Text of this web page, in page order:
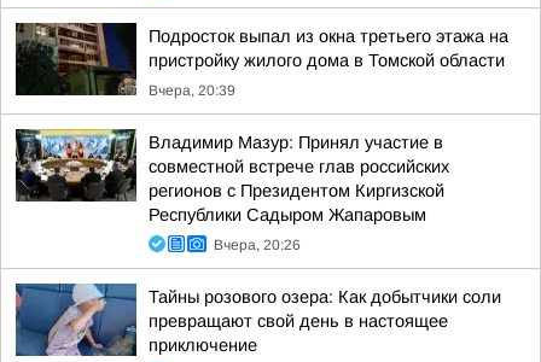
Подросток выпал из окна третьего этажа на
пристройку жилого дома в Томской области
Вчера, 20:39
Владимир Мазур: Принял участие в
совместной встрече глав российских
регионов с Президентом Киргизской
Республики Садыром Жапаровым
Вчера, 20:26
Тайны розового озера: Как добытчики соли
превращают свой день в настоящее
приключение